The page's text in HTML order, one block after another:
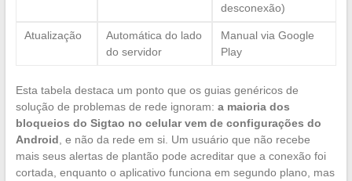
desconexão)
Atualização
Automática do lado
do servidor
Manual via Google
Play
Esta tabela destaca um ponto que os guias genéricos de
solução de problemas de rede ignoram: a maioria dos
bloqueios do Sigtao no celular vem de configurações do
Android , e não da rede em si. Um usuário que não recebe
mais seus alertas de plantão pode acreditar que a conexão foi
cortada, enquanto o aplicativo funciona em segundo plano, mas